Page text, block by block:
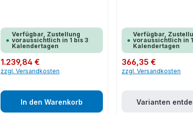
Verfügbar, Zustellung
voraussichtlich in 1 bis 3
Kalendertagen
Regulärer Preis:
1.239,84 €
zzgl. Versandkosten
In den Warenkorb
Verfügbar,
voraussichtlich in
Kalendertagen
Regulärer Preis:
366,35 €
zzgl. Versandkosten
Varianten